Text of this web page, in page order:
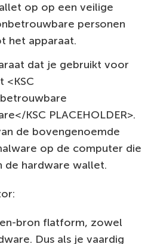
op op een veilige
personen
het apparaat.
dat je gebruikt voor
<KSC
KSC PLACEHOLDER>.
de bovengenoemde
op de computer die
de hardware wallet.
bron flatform, zowel
Dus als je vaardig